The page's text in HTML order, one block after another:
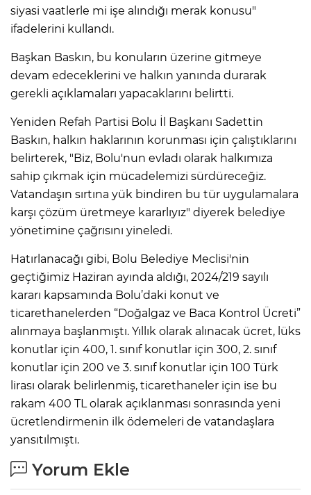
siyasi vaatlerle mi işe alındığı merak konusu"
ifadelerini kullandı.
Başkan Baskın, bu konuların üzerine gitmeye
devam edeceklerini ve halkın yanında durarak
gerekli açıklamaları yapacaklarını belirtti.
Yeniden Refah Partisi Bolu İl Başkanı Sadettin
Baskın, halkın haklarının korunması için çalıştıklarını
belirterek, "Biz, Bolu'nun evladı olarak halkımıza
sahip çıkmak için mücadelemizi sürdüreceğiz.
Vatandaşın sırtına yük bindiren bu tür uygulamalara
karşı çözüm üretmeye kararlıyız" diyerek belediye
yönetimine çağrısını yineledi.
Hatırlanacağı gibi, Bolu Belediye Meclisi'nin
geçtiğimiz Haziran ayında aldığı, 2024/219 sayılı
kararı kapsamında Bolu’daki konut ve
ticarethanelerden “Doğalgaz ve Baca Kontrol Ücreti”
alınmaya başlanmıştı. Yıllık olarak alınacak ücret, lüks
konutlar için 400, 1. sınıf konutlar için 300, 2. sınıf
konutlar için 200 ve 3. sınıf konutlar için 100 Türk
lirası olarak belirlenmiş, ticarethaneler için ise bu
rakam 400 TL olarak açıklanması sonrasında yeni
ücretlendirmenin ilk ödemeleri de vatandaşlara
yansıtılmıştı.
Yorum Ekle